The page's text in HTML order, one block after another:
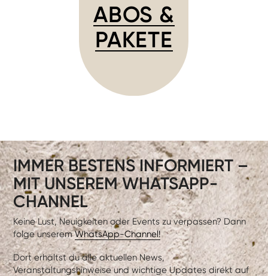
ABOS &
PAKETE
IMMER BESTENS INFORMIERT –
MIT UNSEREM WHATSAPP-
CHANNEL
Keine Lust, Neuigkeiten oder Events zu verpassen? Dann
folge unseremWhatsApp-Channel!
Dort erhältst du alle aktuellen News,
Veranstaltungshinweise und wichtige Updates direkt auf